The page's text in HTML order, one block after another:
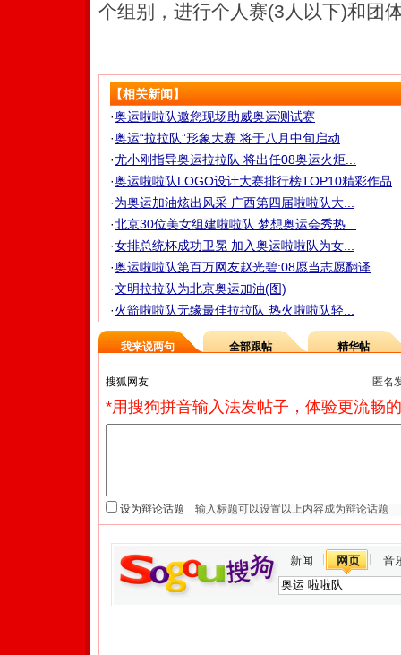
个组别，进行个人赛(3人以下)和团
【相关新闻】
·奥运啦啦队邀您现场助威奥运测试赛
·奥运“拉拉队”形象大赛 将于八月中旬启动
·尤小刚指导奥运拉拉队 将出任08奥运火炬...
·奥运啦啦队LOGO设计大赛排行榜TOP10精彩作品
·为奥运加油炫出风采 广西第四届啦啦队大...
·北京30位美女组建啦啦队 梦想奥运会秀热...
·女排总统杯成功卫冕 加入奥运啦啦队为女...
·奥运啦啦队第百万网友赵光碧:08愿当志愿翻译
·文明拉拉队为北京奥运加油(图)
·火箭啦啦队无缘最佳拉拉队 热火啦啦队轻...
我来说两句 全部跟帖 精华帖
匿名
*用搜狗拼音输入法发帖子，体验更流畅
设为辩论话题
新闻 网页 音